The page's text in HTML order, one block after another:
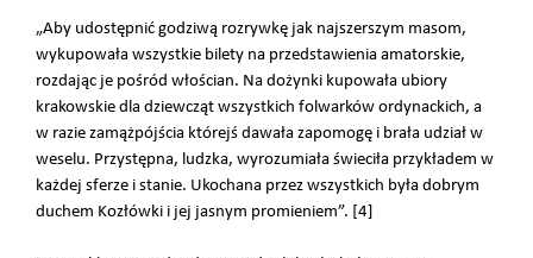
„Aby udostępnić godziwą rozrywkę jak najszerszym masom,
wykupowała wszystkie bilety na przedstawienia amatorskie,
rozdając je pośród włościan. Na dożynki kupowała ubiory
krakowskie dla dziewcząt wszystkich folwarków ordynackich, a
w razie zamążpójścia którejś dawała zapomogę i brała udział w
weselu. Przystępna, ludzka, wyrozumiała świeciła przykładem w
każdej sferze i stanie. Ukochana przez wszystkich była dobrym
duchem Kozłówki i jej jasnym promieniem”. [4]